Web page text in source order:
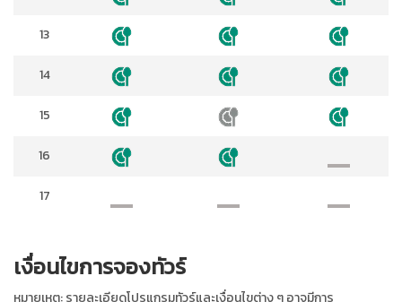
13
14
15
16
17
เงื่อนไขการจองทัวร์